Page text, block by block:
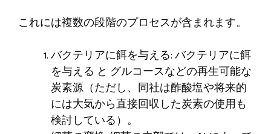
これには複数の段階のプロセスが含まれます。
バクテリアに餌を与える: バクテリアに餌
を与える と グルコースなどの再生可能な
炭素源（ただし、同社は酢酸塩や将来的
には大気から直接回収した炭素の使用も
検討している）。